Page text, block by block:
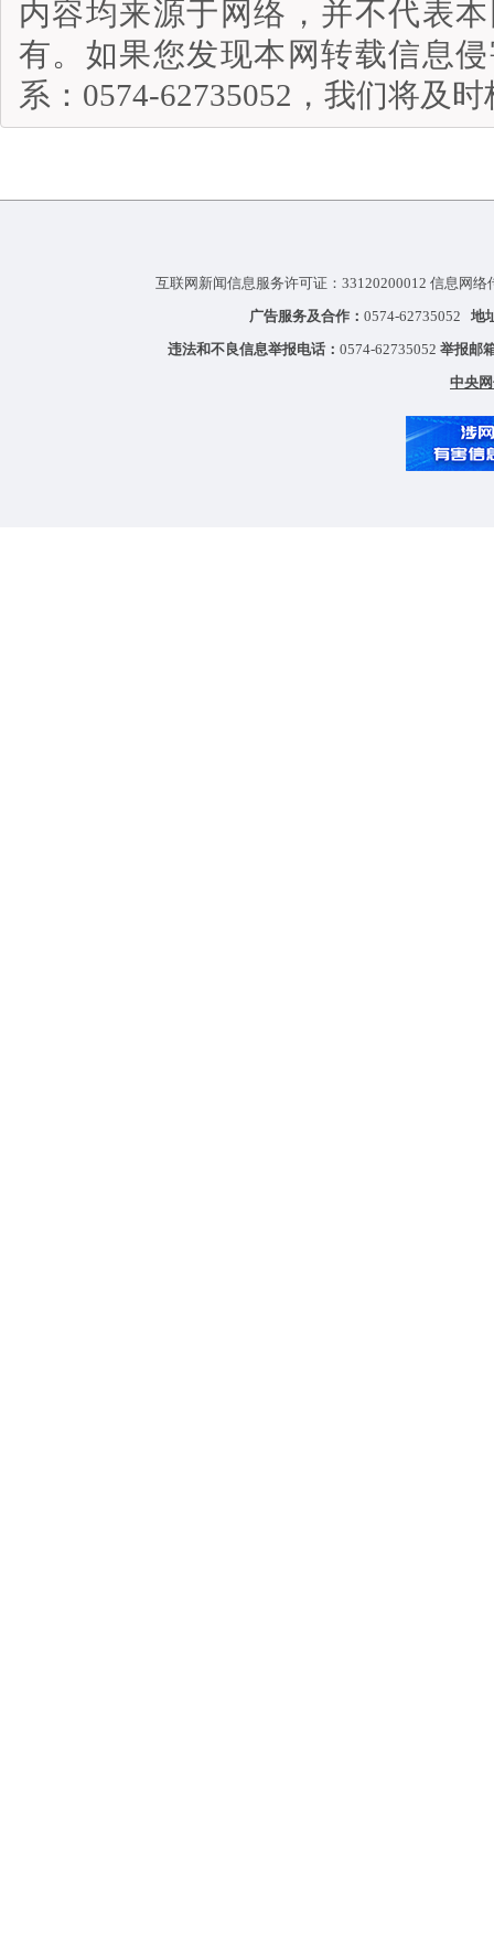
内容均来源于网络，并不代表
有。如果您发现本网转载信息
系：0574-62735052，我们将及
互联网新闻信息服务许可证：33120200012 信息网
广告服务及合作： 0574-62735052 地
违法和不良信息举报电话： 0574-62735052 举报邮
中央